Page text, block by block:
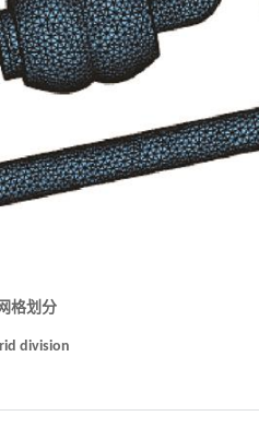
格划分
division